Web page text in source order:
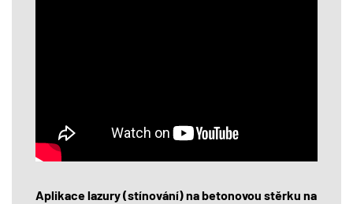
Aplikace lazury (stínování) na betonovou stěrku na